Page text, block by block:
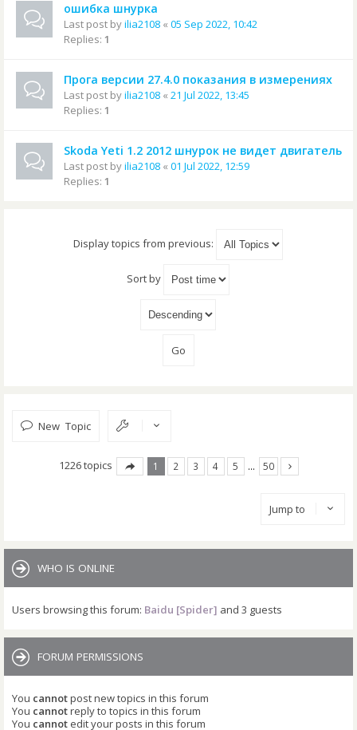
ошибка шнурка
Last post byilia2108 « 05 Sep 2022, 10:42
Replies: 1
Прога версии 27.4.0 показания в измерениях
Last post byilia2108 « 21 Jul 2022, 13:45
Replies: 1
Skoda Yeti 1.2 2012 шнурок не видет двигатель
Last post byilia2108 « 01 Jul 2022, 12:59
Replies: 1
Display topics from previous:
Sort by
New Topic
1226 topics 1 2 3 4 5 … 50
Jump to
WHO IS ONLINE
Users browsing this forum: Baidu [Spider] and 3 guests
FORUM PERMISSIONS
You cannotpost new topics in this forum
You cannotreply to topics in this forum
You cannot edit your posts in this forum